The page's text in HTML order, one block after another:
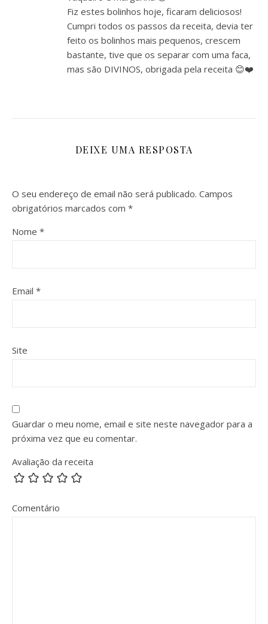
Fiz estes bolinhos hoje, ficaram deliciosos!
Cumpri todos os passos da receita, devia ter
feito os bolinhos mais pequenos, crescem
bastante, tive que os separar com uma faca,
mas são DIVINOS, obrigada pela receita 😊❤️
DEIXE UMA RESPOSTA
O seu endereço de email não será publicado. Campos
obrigatórios marcados com *
Nome *
Email *
Site
Guardar o meu nome, email e site neste navegador para a
próxima vez que eu comentar.
Avaliação da receita
Comentário